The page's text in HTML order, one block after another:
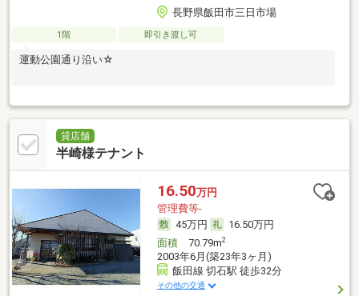
長野県飯田市三日市場
1階 即引き渡し可
運動公園通り沿い☆
貸店舗
半崎様テナント
16.50万円
管理費等-
45万円
16.50万円
面積70.79m2
2003年6月(築23年3ヶ月)
飯田線 切石駅 徒歩32分
その他の交通